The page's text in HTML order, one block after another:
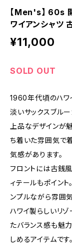
【Men's】 60s
ワイアンシャツ
¥11,000
SOLD OUT
1960年代頃のハワ
淡いサックスブル
上品なデザインが
ち着いた雰囲気で
気感があります。
フロントには古銭
ィテールもポイント
ンプルながら雰囲
ハワイ製らしいリ
たバランス感も魅
しめるアイテムです。